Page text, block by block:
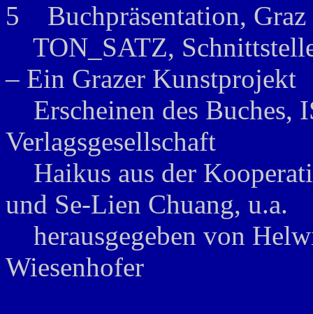
5 Buchpräsentation, Graz
TON_SATZ,
– Ein Grazer Kunstprojekt
Erscheinen des Buches,
Verlagsgesellschaft
Haikus aus der
und Se-Lien Chuang, u.a.
herausgegeben von
Wiesenhofer